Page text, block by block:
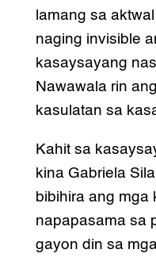
lamang sa
naging invisible
kasaysayang
Nawawala rin
kasulatan sa
Kahit sa
kina Gabriela
bibihira ang mga
napapasama sa
gayon din sa